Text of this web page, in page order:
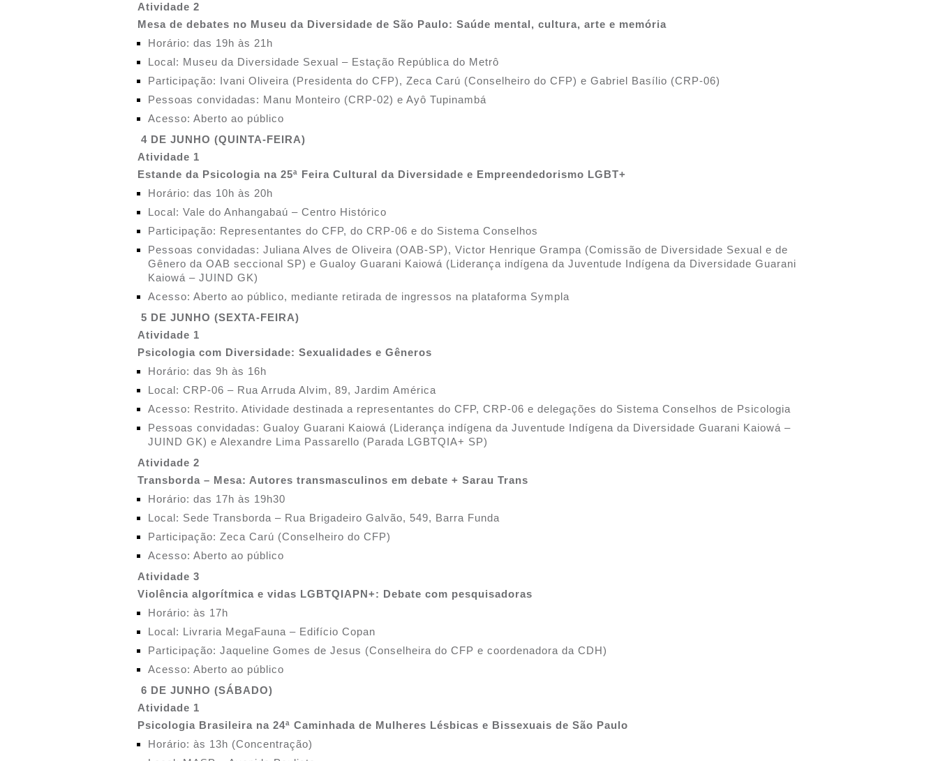
Atividade 2
Mesa de debates no Museu da Diversidade de São Paulo: Saúde mental, cultura, arte e memória
Horário: das 19h às 21h
Local: Museu da Diversidade Sexual – Estação República do Metrô
Participação: Ivani Oliveira (Presidenta do CFP), Zeca Carú (Conselheiro do CFP) e Gabriel Basílio (CRP-06)
Pessoas convidadas: Manu Monteiro (CRP-02) e Ayô Tupinambá
Acesso: Aberto ao público
4 DE JUNHO (QUINTA-FEIRA)
Atividade 1
Estande da Psicologia na 25ª Feira Cultural da Diversidade e Empreendedorismo LGBT+
Horário: das 10h às 20h
Local: Vale do Anhangabaú – Centro Histórico
Participação: Representantes do CFP, do CRP-06 e do Sistema Conselhos
Pessoas convidadas: Juliana Alves de Oliveira (OAB-SP), Victor Henrique Grampa (Comissão de Diversidade Sexual e de
Gênero da OAB seccional SP) e Gualoy Guarani Kaiowá (Liderança indígena da Juventude Indígena da Diversidade Guarani
Kaiowá – JUIND GK)
Acesso: Aberto ao público, mediante retirada de ingressos na plataforma Sympla
5 DE JUNHO (SEXTA-FEIRA)
Atividade 1
Psicologia com Diversidade: Sexualidades e Gêneros
Horário: das 9h às 16h
Local: CRP-06 – Rua Arruda Alvim, 89, Jardim América
Acesso: Restrito. Atividade destinada a representantes do CFP, CRP-06 e delegações do Sistema Conselhos de Psicologia
Pessoas convidadas: Gualoy Guarani Kaiowá (Liderança indígena da Juventude Indígena da Diversidade Guarani Kaiowá –
JUIND GK) e Alexandre Lima Passarello (Parada LGBTQIA+ SP)
Atividade 2
Transborda – Mesa: Autores transmasculinos em debate + Sarau Trans
Horário: das 17h às 19h30
Local: Sede Transborda – Rua Brigadeiro Galvão, 549, Barra Funda
Participação: Zeca Carú (Conselheiro do CFP)
Acesso: Aberto ao público
Atividade 3
Violência algorítmica e vidas LGBTQIAPN+: Debate com pesquisadoras
Horário: às 17h
Local: Livraria MegaFauna – Edifício Copan
Participação: Jaqueline Gomes de Jesus (Conselheira do CFP e coordenadora da CDH)
Acesso: Aberto ao público
6 DE JUNHO (SÁBADO)
Atividade 1
Psicologia Brasileira na 24ª Caminhada de Mulheres Lésbicas e Bissexuais de São Paulo
Horário: às 13h (Concentração)